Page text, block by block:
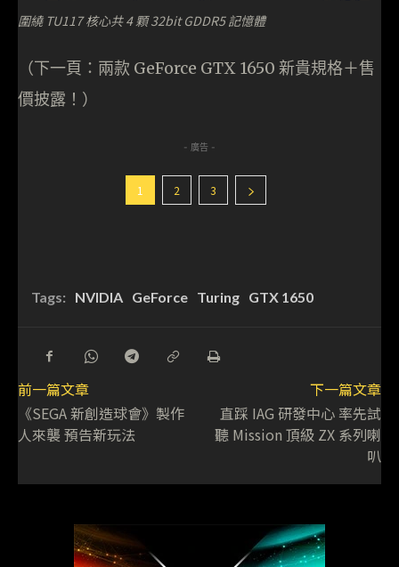
圍繞 TU117 核心共 4 顆 32bit GDDR5 記憶體
（下一頁：兩款 GeForce GTX 1650 新貴規格＋售
價披露！）
- 廣告 -
1 2 3
Tags: NVIDIA GeForce Turing GTX 1650
前一篇文章
《SEGA 新創造球會》製作
人來襲 預告新玩法
下一篇文章
直踩 IAG 研發中心 率先試
聽 Mission 頂級 ZX 系列喇
叭